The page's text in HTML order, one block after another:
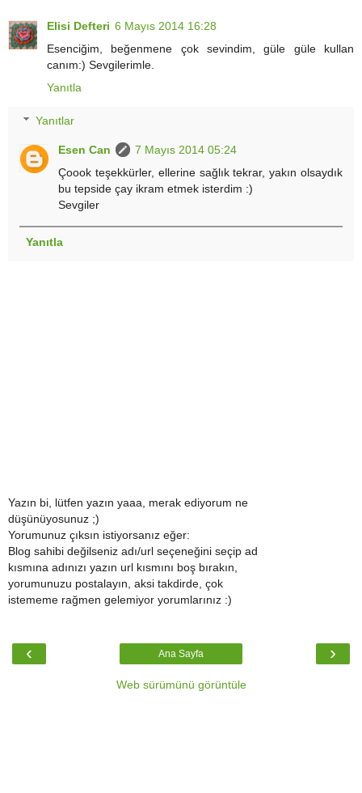
Elisi Defteri 6 Mayıs 2014 16:28
Esenciğim, beğenmene çok sevindim, güle güle kullan
canım:) Sevgilerimle.
Yanıtla
Yanıtlar
Esen Can
7 Mayıs 2014 05:24
Çoook teşekkürler, ellerine sağlık tekrar, yakın olsaydık
bu tepside çay ikram etmek isterdim :)
Sevgiler
Yanıtla
Yazın bi, lütfen yazın yaaa, merak ediyorum ne
düşünüyosunuz ;)
Yorumunuz çıksın istiyorsanız eğer:
Blog sahibi değilseniz adı/url seçeneğini seçip ad
kısmına adınızı yazın url kısmını boş bırakın,
yorumunuzu postalayın, aksi takdirde, çok
istememe rağmen gelemiyor yorumlarınız :)
‹ ›
Ana Sayfa
Web sürümünü görüntüle